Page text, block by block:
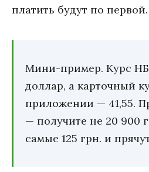
платить будут по первой.
Мини-пример. Курс
доллар, а карточный
приложении — 41,55.
— получите не 20 900
самые 125 грн. и